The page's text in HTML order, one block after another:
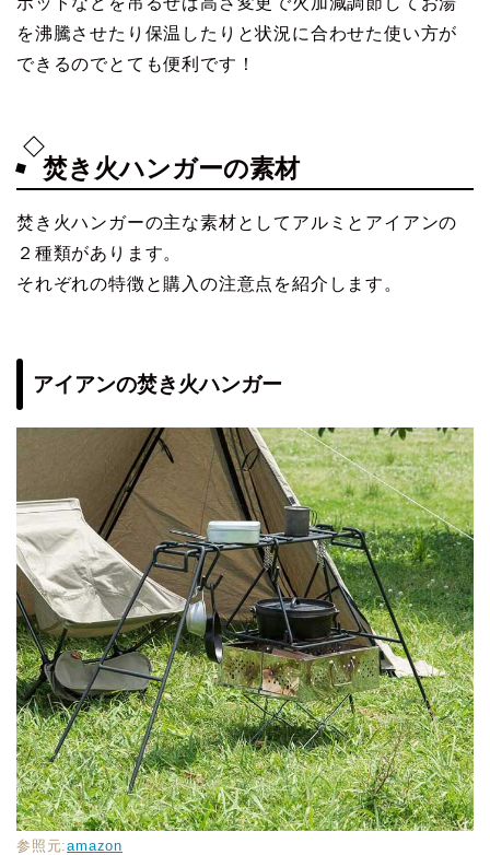
を沸騰させたり保温したりと状況に合わせた使い方が
できるのでとても便利です！
焚き火ハンガーの素材
焚き火ハンガーの主な素材としてアルミとアイアンの
２種類があります。
それぞれの特徴と購入の注意点を紹介します。
アイアンの焚き火ハンガー
参照元:amazon